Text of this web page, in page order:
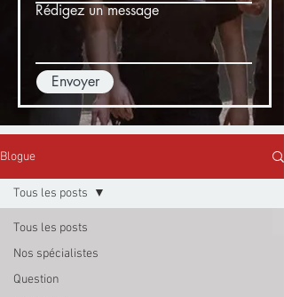
Rédigez un message
Envoyer
Blogue
Tous les posts
Nos spécialistes
Question
Tous les posts